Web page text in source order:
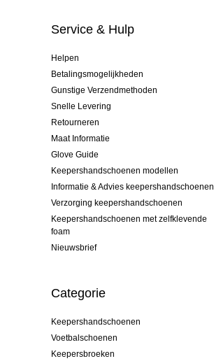
Service & Hulp
Helpen
Betalingsmogelijkheden
Gunstige Verzendmethoden
Snelle Levering
Retourneren
Maat Informatie
Glove Guide
Keepershandschoenen modellen
Informatie & Advies keepershandschoenen
Verzorging keepershandschoenen
Keepershandschoenen met zelfklevende
foam
Nieuwsbrief
Categorie
Keepershandschoenen
Voetbalschoenen
Keepersbroeken